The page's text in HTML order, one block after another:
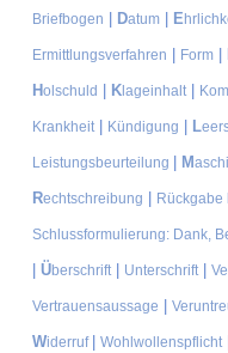
Briefbogen Datum E
Ermittlungsverfahren Form
Holschuld K lageinhalt|
Krankheit| Kündigung L
Leistungsbeurteilung M
Rechtschreibung Rückgabe
Schlussformulierung: Dank,
Überschrift| Unterschrift|
Vertrauensaussage
Widerruf Wohlwollenspflicht|